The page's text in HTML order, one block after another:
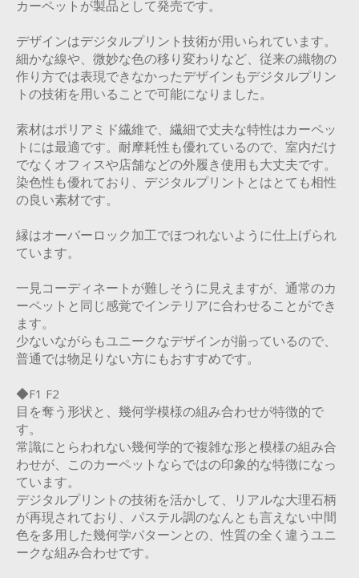
カーペットが製品として発売です。
デザインはデジタルプリント技術が用いられています。
細かな線や、微妙な色の移り変わりなど、従来の織物の
作り方では表現できなかったデザインもデジタルプリン
トの技術を用いることで可能になりました。
素材はポリアミド繊維で、繊細で丈夫な特性はカーペッ
トには最適です。耐摩耗性も優れているので、室内だけ
でなくオフィスや店舗などの外履き使用も大丈夫です。
染色性も優れており、デジタルプリントとはとても相性
の良い素材です。
縁はオーバーロック加工でほつれないように仕上げられ
ています。
一見コーディネートが難しそうに見えますが、通常のカ
ーペットと同じ感覚でインテリアに合わせることができ
ます。
少ないながらもユニークなデザインが揃っているので、
普通では物足りない方にもおすすめです。
◆F1 F2
目を奪う形状と、幾何学模様の組み合わせが特徴的で
す。
常識にとらわれない幾何学的で複雑な形と模様の組み合
わせが、このカーペットならではの印象的な特徴になっ
ています。
デジタルプリントの技術を活かして、リアルな大理石柄
が再現されており、パステル調のなんとも言えない中間
色を多用した幾何学パターンとの、性質の全く違うユニ
ークな組み合わせです。